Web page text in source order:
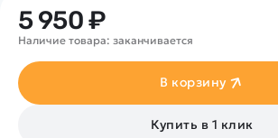
5 950 ₽
Наличие товара: заканчивается
В корзину
Купить в 1 клик
Сборные модели
Детские электромобили
Спецтехника
Железные дороги
Покупка в кредит
Помощь
Отследить заказ
Оплата на сайте